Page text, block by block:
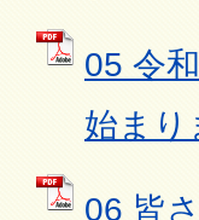
05 令
始まり
06 皆